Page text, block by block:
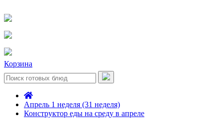
Корзина
Апрель 1 неделя (31 неделя)
Конструктор еды на среду в апреле